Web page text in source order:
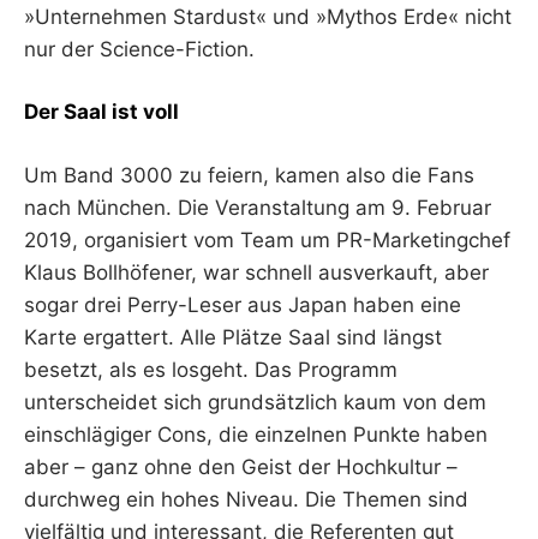
»Unternehmen Stardust« und »Mythos Erde« nicht
nur der Science-Fiction.
Der Saal ist voll
Um Band 3000 zu feiern, kamen also die Fans
nach München. Die Veranstaltung am 9. Februar
2019, organisiert vom Team um PR-Marketingchef
Klaus Bollhöfener, war schnell ausverkauft, aber
sogar drei Perry-Leser aus Japan haben eine
Karte ergattert. Alle Plätze Saal sind längst
besetzt, als es losgeht. Das Programm
unterscheidet sich grundsätzlich kaum von dem
einschlägiger Cons, die einzelnen Punkte haben
aber – ganz ohne den Geist der Hochkultur –
durchweg ein hohes Niveau. Die Themen sind
vielfältig und interessant, die Referenten gut